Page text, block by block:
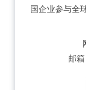
国企业参与全
邮